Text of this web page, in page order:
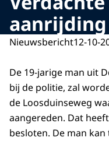
aanrijding
Nieuwsbericht12-10-
De 19-jarige man uit
bij de politie, zal
de Loosduinseweg
aangereden. Dat
besloten. De man